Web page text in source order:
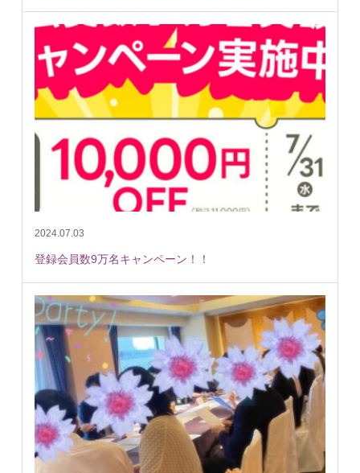
2024.07.03
登録会員数9万名キャンペーン！！